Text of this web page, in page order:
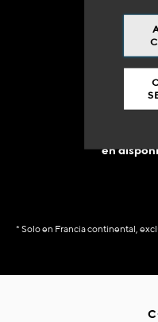
a
en
* Solo en Francia continental,